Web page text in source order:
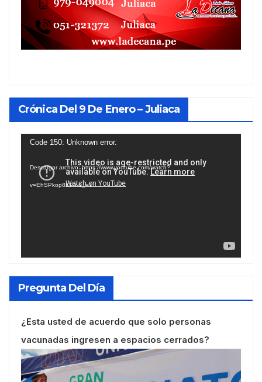
Crónica Del 9 De Enero – Juliaca
Reproductor
vídeo
Code 150: Unknown error.
Descargar archivo: https://www.youtube.com/watch?
v=EhSPkop8KPY&_=1
Pregunta Del Día
¿Esta usted de acuerdo que solo personas
vacunadas ingresen a espacios cerrados?